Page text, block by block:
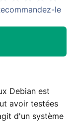
le
Debian est
avoir testées
d'un système